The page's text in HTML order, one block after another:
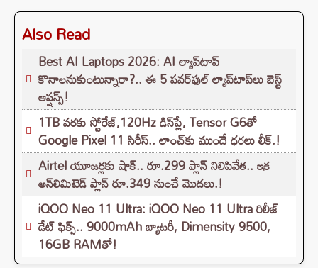
Also Read
Best AI Laptops 2026: AI ల్యాప్‌టాప్
కొనాలనుకుంటున్నారా?.. ఈ 5 పవర్‌ఫుల్ ల్యాప్‌టాప్‌లు బెస్ట్
ఆప్షన్స్!
1TB వరకు స్టోరేజ్,120Hz డిస్‌ప్లే, Tensor G6తో
Google Pixel 11 సిరీస్.. లాంచ్⁭కు ముందే ధరలు లీక్.!
Airtel యూజర్లకు షాక్.. రూ.299 ప్లాన్ నిలిపివేత.. ఇక
అన్‌లిమిటెడ్ ప్లాన్ రూ.349 నుంచే మొదలు.!
iQOO Neo 11 Ultra: iQOO Neo 11 Ultra రిలీజ్
డేట్ ఫిక్స్.. 9000mAh బ్యాటరీ, Dimensity 9500,
16GB RAMతో!